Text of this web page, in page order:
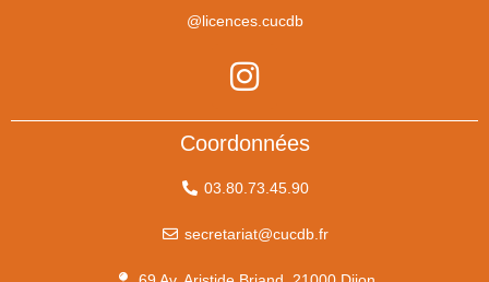
@licences.cucdb
Coordonnées
03.80.73.45.90
secretariat@cucdb.fr